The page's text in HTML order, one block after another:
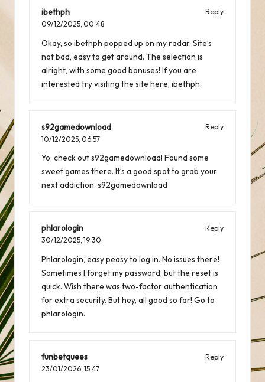
ibethph
Reply
09/12/2025, 00:48
Okay, so ibethph popped up on my radar. Site’s
not bad, easy to get around. The selection is
alright, with some good bonuses! If you are
interested try visiting the site here, ibethph.
s92gamedownload
Reply
10/12/2025, 06:57
Yo, check out s92gamedownload! Found some
sweet games there. It’s a good spot to grab your
next addiction. s92gamedownload
phlarologin
Reply
30/12/2025,19:30
Phlarologin, easy peasy to log in. No issues there!
Sometimes I forget my password, but the reset is
quick. Wish there was two-factor authentication
for extra security. But hey, all good so far! Go to
phlarologin.
funbetquees
Reply
23/01/2026,15:47